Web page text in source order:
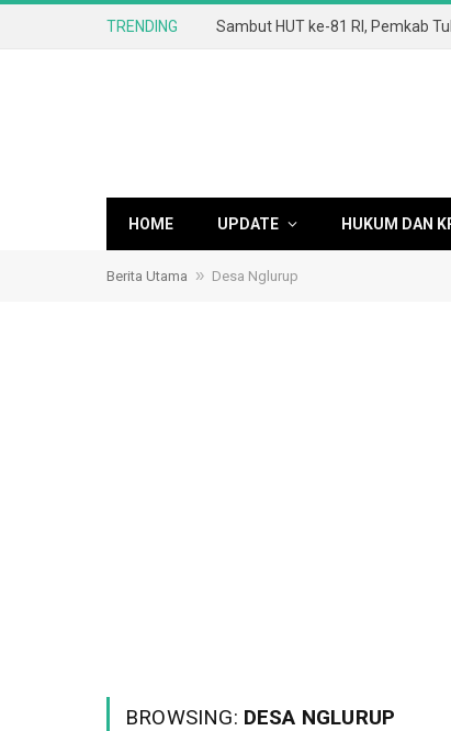
TRENDING
HOME UPDATE HUKUM DAN
Berita Utama » Desa Nglurup
BROWSING: DESA NGLURUP